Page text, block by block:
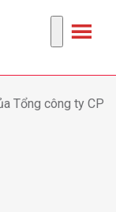
Tổng công ty CP